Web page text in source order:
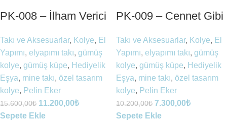
PK-008 – İlham Verici
Takı ve Aksesuarlar, Kolye, El
Yapımı, elyapımı takı, gümüş
kolye, gümüş küpe, Hediyelik
Eşya, mine takı, özel tasarım
kolye, Pelin Eker
15.600,00₺ 11.200,00₺
Sepete Ekle
PK-009 – Cennet Gibi
Takı ve Aksesuarlar, Kolye, El
Yapımı, elyapımı takı, gümüş
kolye, gümüş küpe, Hediyelik
Eşya, mine takı, özel tasarım
kolye, Pelin Eker
10.200,00₺ 7.300,00₺
Sepete Ekle